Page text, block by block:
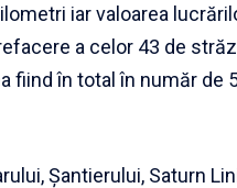
iar valoarea
a celor 43 de
fiind în total în număr de
Șantierului, Saturn